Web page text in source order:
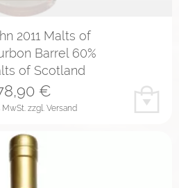
2011 Malts of
Barrel 60%
of Scotland
MwSt. zzgl. Versand
€